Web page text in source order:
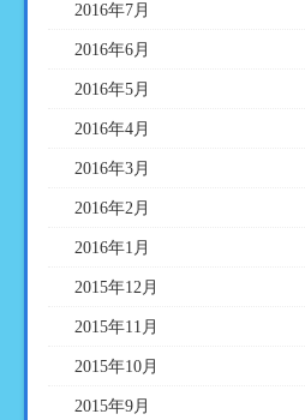
2016年7月
2016年6月
2016年5月
2016年4月
2016年3月
2016年2月
2016年1月
2015年12月
2015年11月
2015年10月
2015年9月